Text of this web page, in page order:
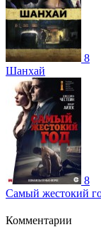
8
Шанхай
8
Самый жестокий
Комментарии